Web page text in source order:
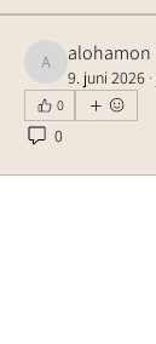
alohamon
alohamon
9. juni 2026 ·
0
0